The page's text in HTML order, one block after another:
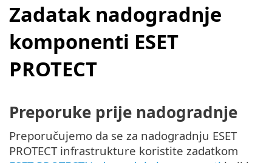
Zadatak nadogradnje
komponenti ESET
PROTECT
Preporuke prije nadogradnje
Preporučujemo da se za nadogradnju ESET
PROTECT infrastrukture koristite zadatkom